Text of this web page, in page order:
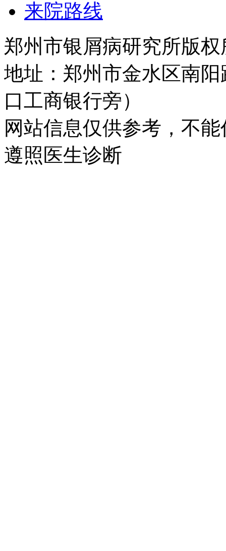
来院路线
郑州市银屑病研究所版权
地址：郑州市金水区南
口工商银行旁）
网站信息仅供参考，不
遵照医生诊断